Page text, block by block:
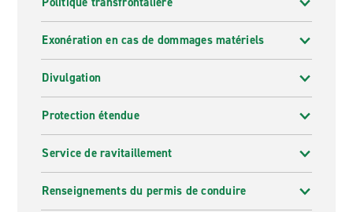
Exonération en cas de dommages matériels
Divulgation
Protection étendue
Service de ravitaillement
Renseignements du permis de conduire